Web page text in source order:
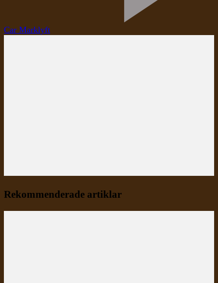
Car Marklyft
Rekommenderade artiklar